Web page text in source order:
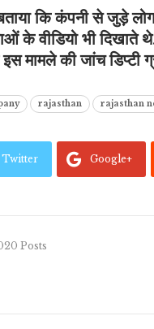
कि कंपनी से जुड़े लोग
के वीडियो भी दिखाते
इस मामले की जांच
rajasthan rajasthan
Twitter Google+
Posts